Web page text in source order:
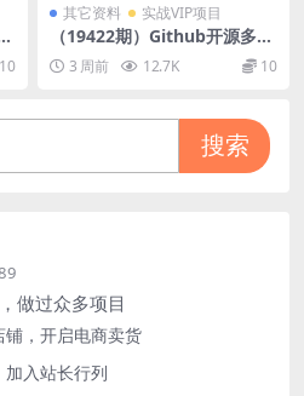
10
其它资料 实战VIP项目
（19422期）Github开源多平
台直播录屏神器！斗鱼虎牙B
站抖音直播全主动监控录制，
3 周前 12.7K 10
搜索
做过众多项目
，开启电商卖货
入站长行列